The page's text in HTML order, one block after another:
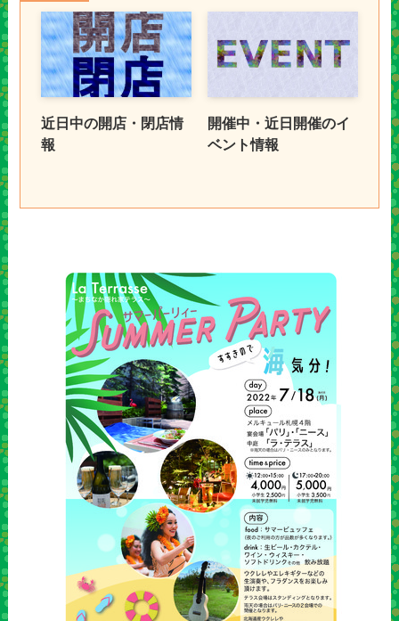
近日中の開店・閉店情
報
開催中・近日開催のイ
ベント情報